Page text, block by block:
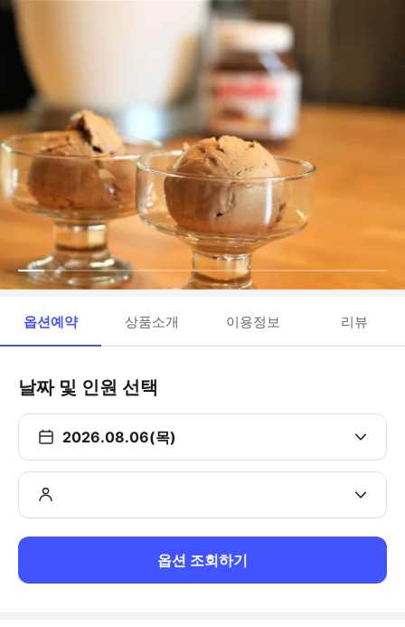
옵션예약 상품소개 이용정보 리뷰
날짜 및 인원 선택
2026.08.06(목)
옵션 조회하기